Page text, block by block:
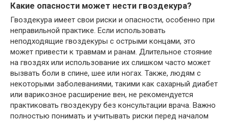
Какие опасности может нести гвоздекура?
Гвоздекура имеет свои риски и опасности, особенно при
неправильной практике. Если использовать
неподходящие гвоздекуры с острыми концами, это
может привести к травмам и ранам. Длительное стояние
на гвоздях или использование их слишком часто может
вызвать боли в спине, шее или ногах. Также, людям с
некоторыми заболеваниями, такими как сахарный диабет
или варикозное расширение вен, не рекомендуется
практиковать гвоздекуру без консультации врача. Важно
полностью понимать и учитывать риски перед началом